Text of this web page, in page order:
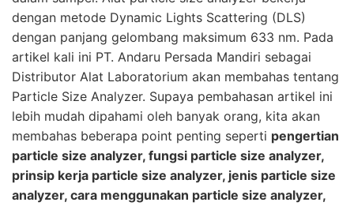
dengan metode Dynamic Lights Scattering (DLS)
dengan panjang gelombang maksimum 633 nm. Pada
artikel kali ini PT. Andaru Persada Mandiri sebagai
Distributor Alat Laboratorium akan membahas tentang
Particle Size Analyzer. Supaya pembahasan artikel ini
lebih mudah dipahami oleh banyak orang, kita akan
membahas beberapa point penting seperti pengertian
particle size analyzer, fungsi particle size analyzer,
prinsip kerja particle size analyzer, jenis particle size
analyzer, cara menggunakan particle size analyzer,